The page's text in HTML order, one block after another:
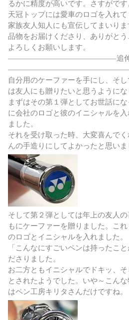
るかに精度が高いです。さすがです
天冠トップには愛車のロゴを入れて
家族友人知人にも宣伝してまいり
品物をお届けくださり、ありがと
よろしくお願いします。
——————————————–追伸を
自分用のケーファーを手にし、そ
は友人にも贈りたいと思うようにな
まずはその第１弾としてお世話に
に会社のロゴと彼のイニシャルを
ました。
それを受け取った時、大変喜んで
んの手造りにしてよかったと思いま
そして第２弾としては年上の友人
もにケーファーを贈りました。こ
のロゴとイニシャルを入れました。
「こんなにすごいペンは持ったこ
ださりました。
お二方ともイニシャルでドキッ、
とされたようでした。いや～こん
はペン工房キリタさんだけですね。